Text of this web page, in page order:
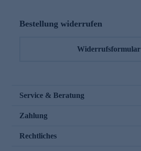
Bestellung widerrufen
Widerrufsformular
Service & Beratung
Zahlung
Rechtliches